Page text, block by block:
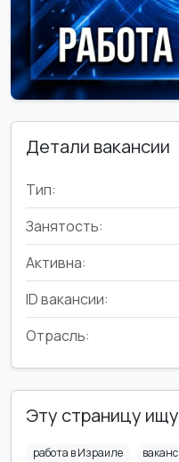
Детали вакансии
Тип:
Занятость:
Активна:
ID вакансии:
Отрасль:
Эту страницу
работа в Израиле